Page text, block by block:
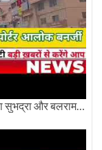
विश्व प्रसिद्ध धाम पुरी की भगवान श्री जगन्नाथ, माता सुभद्रा और बलराम जी की भव्य शोभा यात्रा देखिए